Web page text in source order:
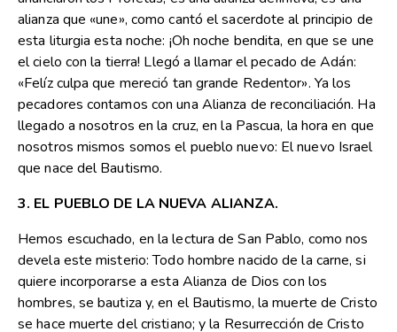
alianza que «une», como cantó el sacerdote al principio de
esta liturgia esta noche: ¡Oh noche bendita, en que se une
el cielo con la tierra! Llegó a llamar el pecado de Adán:
«Felíz culpa que mereció tan grande Redentor». Ya los
pecadores contamos con una Alianza de reconciliación. Ha
llegado a nosotros en la cruz, en la Pascua, la hora en que
nosotros mismos somos el pueblo nuevo: El nuevo Israel
que nace del Bautismo.
3. EL PUEBLO DE LA NUEVA ALIANZA.
Hemos escuchado, en la lectura de San Pablo, como nos
devela este misterio: Todo hombre nacido de la carne, si
quiere incorporarse a esta Alianza de Dios con los
hombres, se bautiza y, en el Bautismo, la muerte de Cristo
se hace muerte del cristiano; y la Resurrección de Cristo